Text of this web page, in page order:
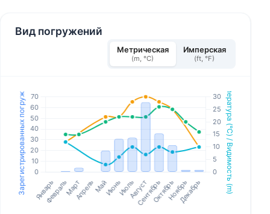
Вид погружений
Метрическая
(m, °C)
Имперская
(ft, °F)